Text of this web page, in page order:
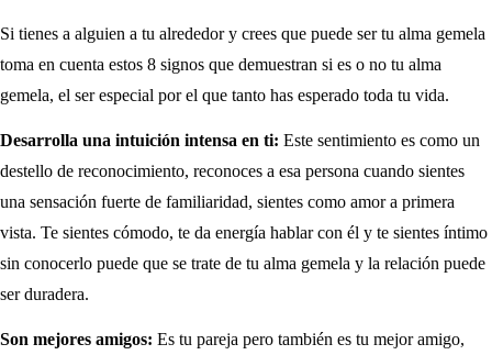
Si tienes a alguien a tu alrededor y crees que puede ser tu alma gemela
toma en cuenta estos 8 signos que demuestran si es o no tu alma
gemela, el ser especial por el que tanto has esperado toda tu vida.
Desarrolla una intuición intensa en ti: Este sentimiento es como un
destello de reconocimiento, reconoces a esa persona cuando sientes
una sensación fuerte de familiaridad, sientes como amor a primera
vista. Te sientes cómodo, te da energía hablar con él y te sientes íntimo
sin conocerlo puede que se trate de tu alma gemela y la relación puede
ser duradera.
Son mejores amigos: Es tu pareja pero también es tu mejor amigo,